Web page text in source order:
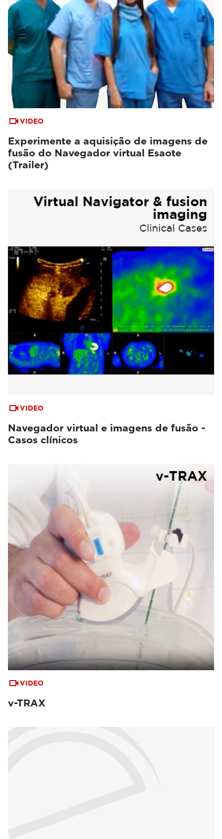
VIDEO
Experimente a aquisição de imagens de
fusão do Navegador virtual Esaote
(Trailer)
VIDEO
Navegador virtual e imagens de fusão -
Casos clínicos
VIDEO
v-TRAX